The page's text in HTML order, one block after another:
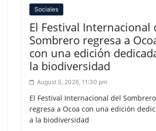
Sociales
El Festival Internacional
Sombrero regresa a
con una edición
la biodiversidad
August 5, 2026, 11:30 pm
El Festival Internacional del Sombrero
regresa a Ocoa con una edición
a la biodiversidad